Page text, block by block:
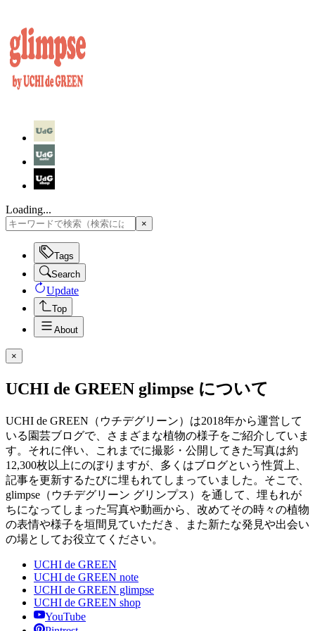
Loading...
×
Tags
Search
Update
Top
About
×
UCHI de GREEN glimpse について
UCHI de GREEN（ウチデグリーン）は2018年から運営して
いる園芸ブログで、さまざまな植物の様子をご紹介していま
す。それに伴い、これまでに撮影・公開してきた写真は約
12,300枚以上にのぼりますが、多くはブログという性質上、
記事を更新するたびに埋もれてしまっていました。そこで、
glimpse（ウチデグリーン グリンプス）を通して、埋もれが
ちになってしまった写真や動画から、改めてその時々の植物
の表情や様子を垣間見ていただき、また新たな発見や出会い
の場としてお役立てください。
UCHI de GREEN
UCHI de GREEN note
UCHI de GREEN glimpse
UCHI de GREEN shop
YouTube